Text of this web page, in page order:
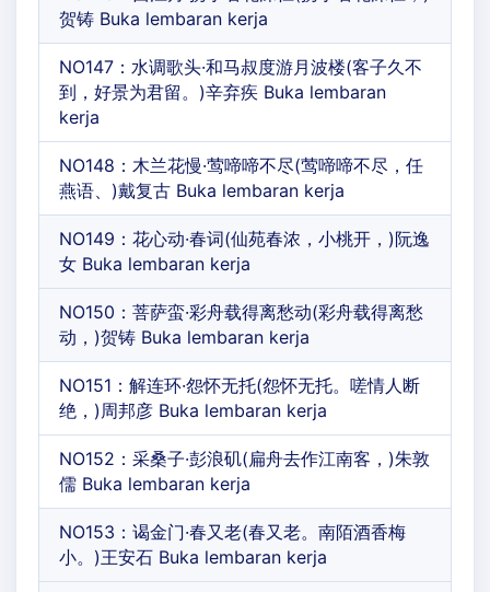
贺铸 Buka lembaran kerja
NO147：水调歌头·和马叔度游月波楼(客子久不
到，好景为君留。)辛弃疾 Buka lembaran
kerja
NO148：木兰花慢·莺啼啼不尽(莺啼啼不尽，任
燕语、)戴复古 Buka lembaran kerja
NO149：花心动·春词(仙苑春浓，小桃开，)阮逸
女 Buka lembaran kerja
NO150：菩萨蛮·彩舟载得离愁动(彩舟载得离愁
动，)贺铸 Buka lembaran kerja
NO151：解连环·怨怀无托(怨怀无托。嗟情人断
绝，)周邦彦 Buka lembaran kerja
NO152：采桑子·彭浪矶(扁舟去作江南客，)朱敦
儒 Buka lembaran kerja
NO153：谒金门·春又老(春又老。南陌酒香梅
小。)王安石 Buka lembaran kerja